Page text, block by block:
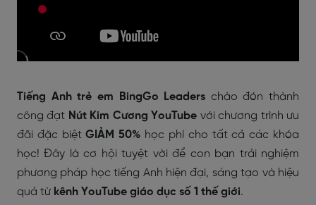
Tiếng Anh trẻ em BingGo Leaders chào đón thành
công đạt Nút Kim Cương YouTube với chương trình ưu
đãi đặc biệtGIẢM 50% học phí cho tất cả các khóa
học! Đây là cơ hội tuyệt vời để con bạn trải nghiệm
phương pháp học tiếng Anh hiện đại, sáng tạo và hiệu
quả từ kênh YouTube giáo dục số 1 thế giới.